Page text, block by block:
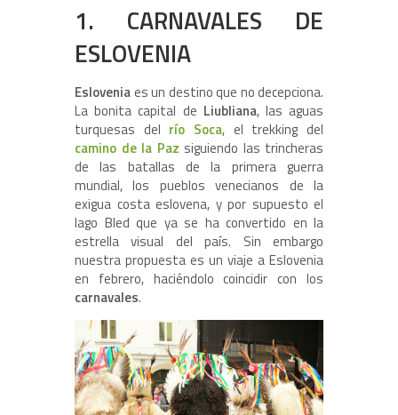
1. CARNAVALES DE
ESLOVENIA
Esloveniaes un destino que no decepciona.
La bonita capital de Liubliana, las aguas
turquesas del río Soca, el trekking del
camino de la Paz siguiendo las trincheras
de las batallas de la primera guerra
mundial, los pueblos venecianos de la
exigua costa eslovena, y por supuesto el
lago Bled que ya se ha convertido en la
estrella visual del país. Sin embargo
nuestra propuesta es un viaje a Eslovenia
en febrero, haciéndolo coincidir con los
carnavales.